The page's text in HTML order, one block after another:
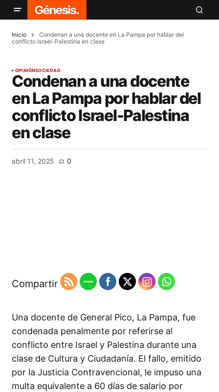
Inicio
Condenan a una docente en La Pampa por hablar del
conflicto Israel-Palestina en clase
OPINIÓNSOCIEDAD
Condenan a una docente
en La Pampa por hablar del
conflicto Israel-Palestina
en clase
abril 11, 2025 0
Compartir
Una docente de General Pico, La Pampa, fue
condenada penalmente por referirse al
conflicto entre Israel y Palestina durante una
clase de Cultura y Ciudadanía. El fallo, emitido
por la Justicia Contravencional, le impuso una
multa equivalente a 60 días de salario por